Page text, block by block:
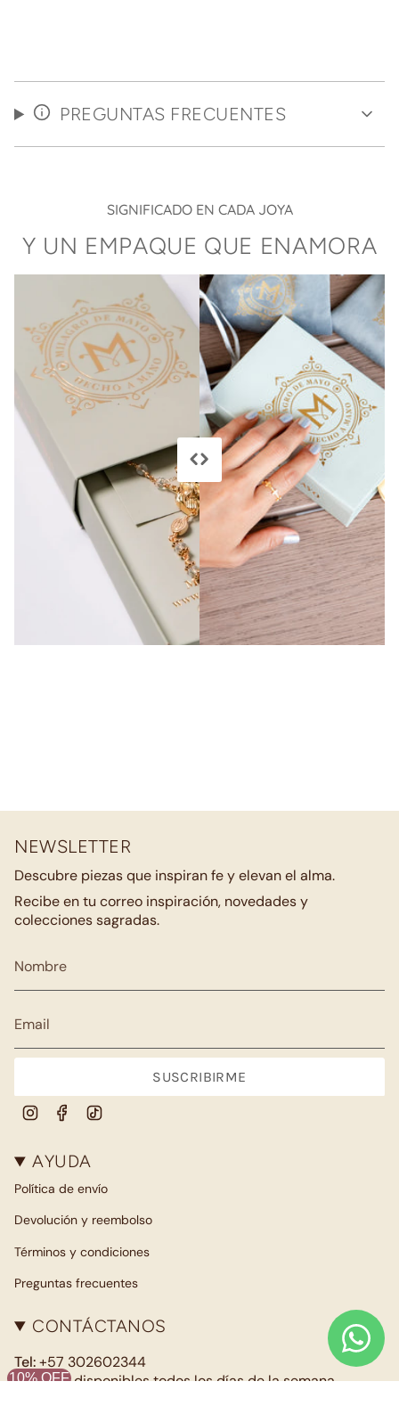
PREGUNTAS FRECUENTES
SIGNIFICADO EN CADA JOYA
Y UN EMPAQUE QUE ENAMORA
NEWSLETTER
Descubre piezas que inspiran fe y elevan el alma.
Recibe en tu correo inspiración, novedades y
colecciones sagradas.
SUSCRIBIRME
InstagramFacebook
AYUDA
Política de envío
Devolución y reembolso
Términos y condiciones
Preguntas frecuentes
CONTÁCTANOS
Tel:+57 302602344
Estamos disponibles todos los días de la semana.
10% OFF